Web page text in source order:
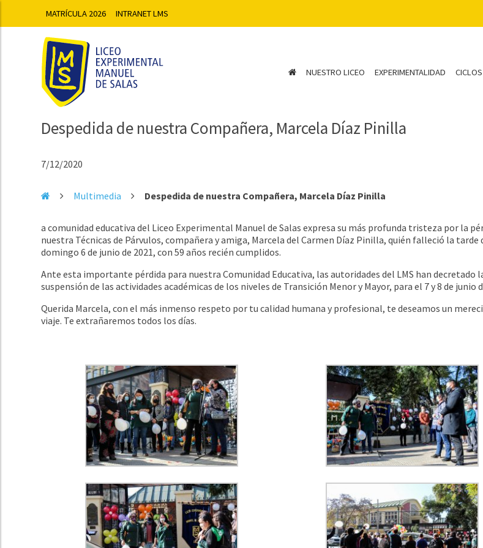
MATRÍCULA 2026 INTRANET LMS
NUESTRO LICEO EXPERIMENTALIDAD CICLOS
Despedida de nuestra Compañera, Marcela Díaz Pinilla
7/12/2020
Multimedia Despedida de nuestra Compañera, Marcela Díaz Pinilla
a comunidad educativa del Liceo Experimental Manuel de Salas expresa su más profunda tristeza por la
nuestra Técnicas de Párvulos, compañera y amiga, Marcela del Carmen Díaz Pinilla, quién falleció la tarde
domingo 6 de junio de 2021, con 59 años recién cumplidos.
Ante esta importante pérdida para nuestra Comunidad Educativa, las autoridades del LMS han decretado
suspensión de las actividades académicas de los niveles de Transición Menor y Mayor, para el 7 y 8 de junio
Querida Marcela, con el más inmenso respeto por tu calidad humana y profesional, te deseamos un
viaje. Te extrañaremos todos los días.